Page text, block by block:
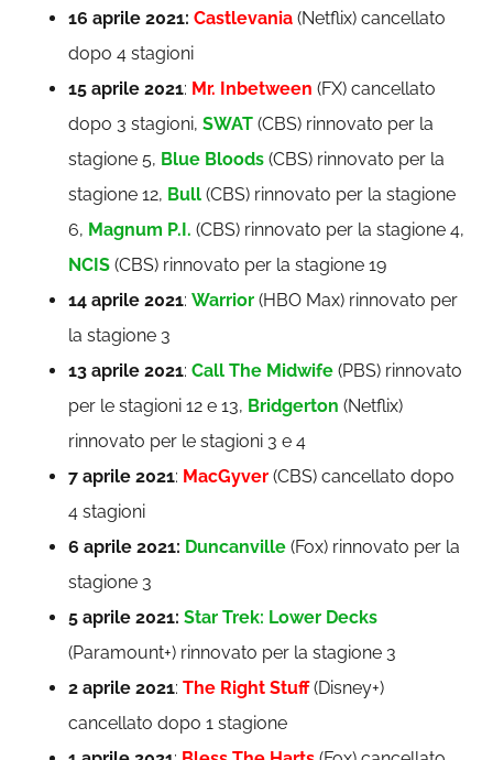
16 aprile 2021: Castlevania (Netflix) cancellato
dopo 4 stagioni
15 aprile 2021: Mr. Inbetween (FX) cancellato
dopo 3 stagioni,SWAT (CBS) rinnovato per la
stagione 5, Blue Bloods (CBS) rinnovato per la
stagione 12, Bull (CBS) rinnovato per la stagione
6, Magnum P.I. (CBS) rinnovato per la stagione 4,
NCIS (CBS) rinnovato per la stagione 19
14 aprile 2021:Warrior (HBO Max) rinnovato per
la stagione 3
13 aprile 2021:Call The Midwife (PBS) rinnovato
per le stagioni 12 e 13, Bridgerton (Netflix)
rinnovato per le stagioni 3 e 4
7 aprile 2021: MacGyver (CBS) cancellato dopo
4 stagioni
6 aprile 2021: Duncanville (Fox) rinnovato per la
stagione 3
5 aprile 2021:Star Trek: Lower Decks
(Paramount+) rinnovato per la stagione 3
2 aprile 2021:The Right Stuff(Disney+)
cancellato dopo 1 stagione